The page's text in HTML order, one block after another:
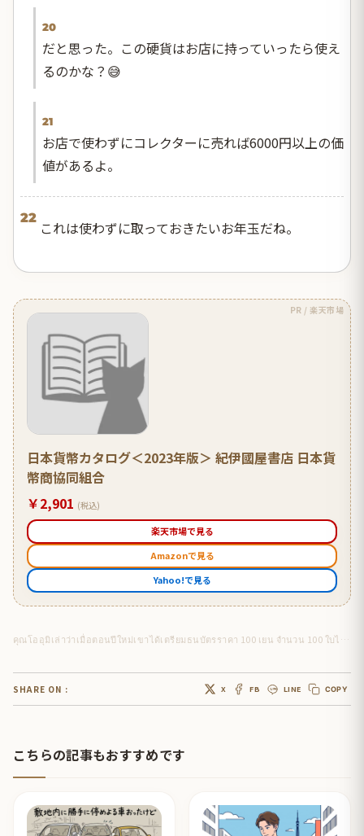
20
だと思った。この硬貨はお店に持っていったら使え
るのかな？😅
21
お店で使わずにコレクターに売れば6000円以上の価
値があるよ。
22
これは使わずに取っておきたいお年玉だね。
PR / 楽天市場
日本貨幣カタログ＜2023年版＞ 紀伊國屋書店 日本貨
幣商協同組合
￥2,901 (税込)
楽天市場で見る
Amazonで見る
Yahoo!で見る
คุณโออุมิเล่าว่าเมื่อตอนปีใหม่เขาได้เตรียมธนบัตรราคา 100 เยน จำนวน 100 ใบไว้ให้เป็นโอโตชิดามะ
SHARE ON : X FB LINE COPY
こちらの記事もおすすめです